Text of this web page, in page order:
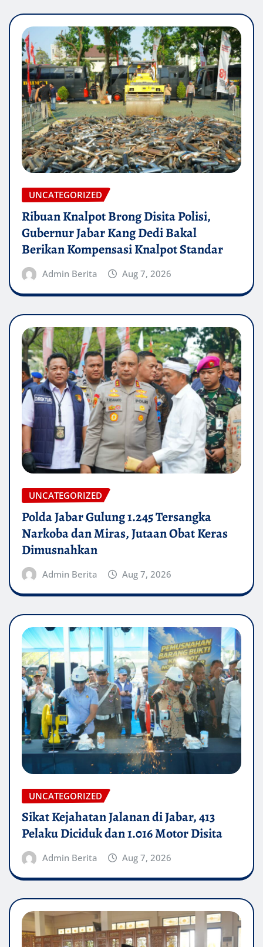
UNCATEGORIZED
Ribuan Knalpot Brong Disita Polisi,
Gubernur Jabar Kang Dedi Bakal
Berikan Kompensasi Knalpot Standar
Admin Berita Aug 7, 2026
UNCATEGORIZED
Polda Jabar Gulung 1.245 Tersangka
Narkoba dan Miras, Jutaan Obat Keras
Dimusnahkan
Admin Berita Aug 7, 2026
UNCATEGORIZED
Sikat Kejahatan Jalanan di Jabar, 413
Pelaku Diciduk dan 1.016 Motor Disita
Admin Berita Aug 7, 2026